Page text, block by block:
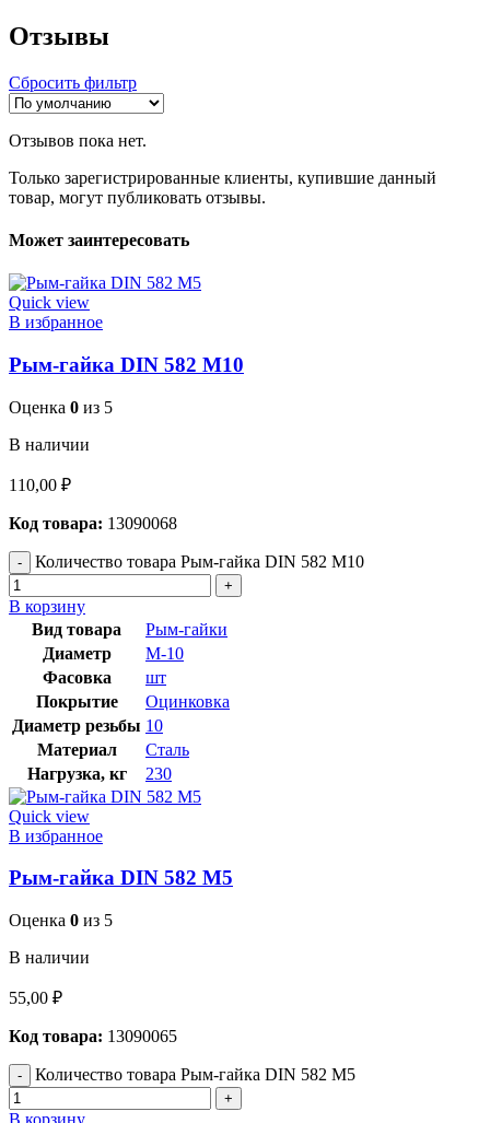
Отзывы
Сбросить фильтр
Отзывов пока нет.
Только зарегистрированные клиенты, купившие данный
товар, могут публиковать отзывы.
Может заинтересовать
Quick view
В избранное
Рым-гайка DIN 582 М10
Оценка 0 из 5
В наличии
110,00 ₽
Код товара: 13090068
Количество товара Рым-гайка DIN 582 М10
В корзину
Вид товара
Рым-гайки
Диаметр
М-10
Фасовка
шт
Покрытие
Оцинковка
Диаметр резьбы 10
Материал
Сталь
Нагрузка, кг
230
Quick view
В избранное
Рым-гайка DIN 582 М5
Оценка 0 из 5
В наличии
55,00 ₽
Код товара: 13090065
Количество товара Рым-гайка DIN 582 М5
В корзину